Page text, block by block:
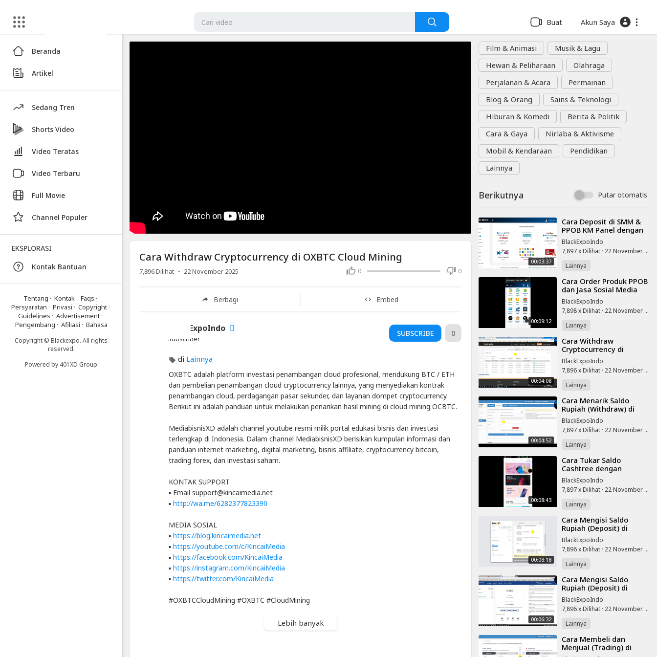
Artikel
Cara
Withdraw
Cryptocurrency
OXBTC
Cloud
Mining
Video
Cara
Withdraw
Cryptocurrency
Cloud
Mining
Artikel
Terbaru
Blackexpo
Info
lanjut
Cara
Withdraw
Cryptocurrency
OXBTC
Buat Akun Saya
Film & Animasi
Musik & Lagu
Hewan & Peliharaan
Olahraga
Perjalanan & Acara
Permainan
Blog & Orang
Sains & Teknologi
Hiburan & Komedi
Berita & Politik
Cara & Gaya
Nirlaba & Aktivisme
Mobil & Kendaraan
Pendidikan
Lainnya
Berikutnya Putar otomatis
00:03:37
⁣Cara Deposit di SMM &
PPOB KM Panel dengan
GoPay
BlackExpoIndo
7,897 x Dilihat · 22 November 2025
Lainnya
00:09:12
⁣Cara Order Produk PPOB
dan Jasa Sosial Media
KM Panel
BlackExpoIndo
7,898 x Dilihat · 22 November 2025
Lainnya
00:04:08
⁣Cara Withdraw
Cryptocurrency di
Hashing24 Cloud Mining
BlackExpoIndo
7,896 x Dilihat · 22 November 2025
Lainnya
00:04:52
⁣Cara Menarik Saldo
Rupiah (Withdraw) di
Indodax Exchange
BlackExpoIndo
7,897 x Dilihat · 22 November 2025
Lainnya
00:08:43
⁣Cara Tukar Saldo
Cashtree dengan
Android Samsung J7
Prime
BlackExpoIndo
7,897 x Dilihat · 22 November 2025
Lainnya
00:08:18
⁣Cara Mengisi Saldo
Rupiah (Deposit) di
Indodax Exchange
BlackExpoIndo
7,896 x Dilihat · 22 November 2025
Lainnya
00:06:32
⁣Cara Mengisi Saldo
Rupiah (Deposit) di
Coinone Exchange
BlackExpoIndo
7,896 x Dilihat · 22 November 2025
Lainnya
⁣Cara Membeli dan
Menjual (Trading) di
Cara Withdraw Cryptocurrency di OXBTC Cloud Mining
0 0
7,896Dilihat · 22 November 2025
Berbagi Embed
BlackExpoIndo
Subscriber
SUBSCRIBE 0
di Lainnya
OXBTC adalah platform investasi penambangan cloud profesional, mendukung BTC / ETH
dan pembelian penambangan cloud cryptocurrency lainnya, yang menyediakan kontrak
penambangan cloud, perdagangan pasar sekunder, dan layanan dompet cryptocurrency.
Berikut ini adalah panduan untuk melakukan penarikan hasil mining di cloud mining OCBTC.
MediabisnisXD adalah channel youtube resmi milik portal edukasi bisnis dan investasi
terlengkap di Indonesia. Dalam channel MediabisnisXD berisikan kumpulan informasi dan
panduan internet marketing, digital marketing, bisnis affiliate, cryptocurrency bitcoin,
trading forex, dan investasi saham.
KONTAK SUPPORT
▪ Email support@kincaimedia.net
▪ http://wa.me/6282377823390
MEDIA SOSIAL
▪ https://blog.kincaimedia.net
▪ https://youtube.com/c/KincaiMedia
▪ https://facebook.com/KincaiMedia
▪ https://instagram.com/KincaiMedia
▪ https://twitter.com/KincaiMedia
#OXBTCCloudMining #OXBTC #CloudMining
Lebih banyak
Beranda
Artikel
Sedang Tren
Shorts Video
Video Teratas
Video Terbaru
Full Movie
Channel Populer
EKSPLORASI
Kontak Bantuan
Tentang · Kontak · Faqs ·
Persyaratan · Privasi · Copyright·
Guidelines · Advertisement ·
Pengembang · Afiliasi · Bahasa
Copyright © Blackexpo. All rights
reserved.
Powered by 401XD Group